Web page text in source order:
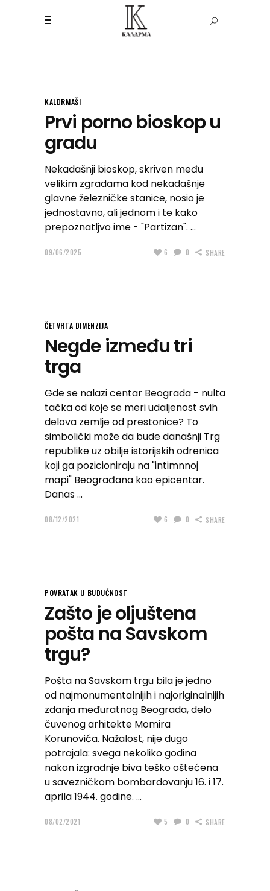
KALDRMAŠI
Prvi porno bioskop u
gradu
Nekadašnji bioskop, skriven među
velikim zgradama kod nekadašnje
glavne železničke stanice, nosio je
jednostavno, ali jednom i te kako
prepoznatljvo ime - "Partizan".
09/06/2025 6 0 SHARE
ČETVRTA DIMENZIJA
Negde između tri
trga
Gde se nalazi centar Beograda - nulta
tačka od koje se meri udaljenost svih
delova zemlje od prestonice? To
simbolički može da bude današnji Trg
republike uz obilje istorijskih odrenica
koji ga pozicioniraju na "intimnnoj
mapi" Beograđana kao epicentar.
Danas
08/12/2021 6 0 SHARE
POVRATAK U BUDUĆNOST
Zašto je oljuštena
pošta na Savskom
trgu?
Pošta na Savskom trgu bila je jedno
od najmonumentalnijih i najoriginalnijih
zdanja međuratnog Beograda, delo
čuvenog arhitekte Momira
Korunovića. Nažalost, nije dugo
potrajala: svega nekoliko godina
nakon izgradnje biva teško oštećena
u savezničkom bombardovanju 16. i 17.
aprila 1944. godine.
08/02/2021 5 0 SHARE